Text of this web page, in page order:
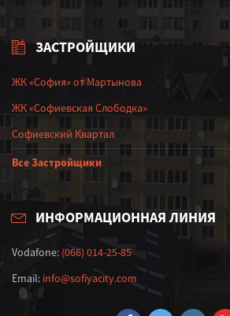
ЗАСТРОЙЩИКИ
ЖК «София» от Мартынова
ЖК «Софиевская Слободка»
Софиевский Квартал
Все Застройщики
ИНФОРМАЦИОННАЯ ЛИНИЯ
Vodafone: (066) 014-25-85
Email: info@sofiyacity.com